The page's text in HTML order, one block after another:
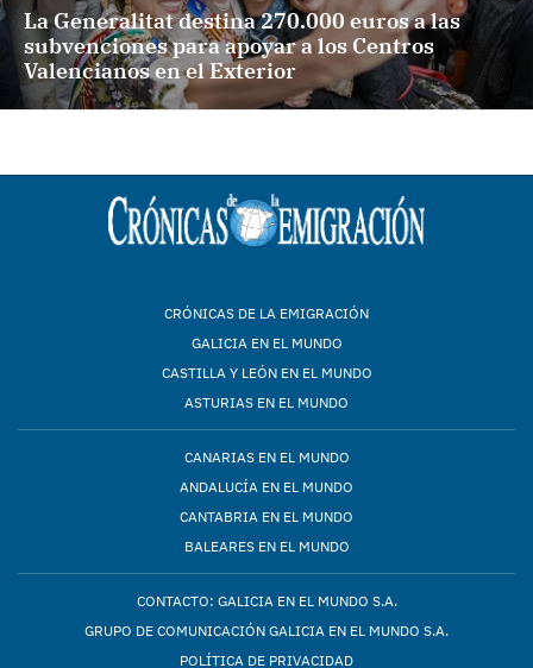
La Generalitat destina 270.000 euros a las
subvenciones para apoyar a los Centros
Valencianos en el Exterior
CRÓNICAS DE LA EMIGRACIÓN
GALICIA EN EL MUNDO
CASTILLA Y LEÓN EN EL MUNDO
ASTURIAS EN EL MUNDO
CANARIAS EN EL MUNDO
ANDALUCÍA EN EL MUNDO
CANTABRIA EN EL MUNDO
BALEARES EN EL MUNDO
CONTACTO: GALICIA EN EL MUNDO S.A.
GRUPO DE COMUNICACIÓN GALICIA EN EL MUNDO S.A.
POLÍTICA DE PRIVACIDAD